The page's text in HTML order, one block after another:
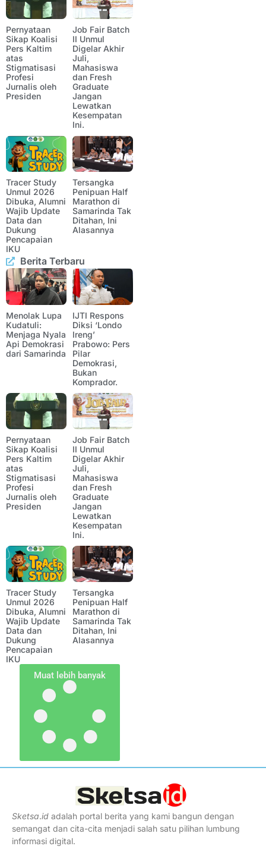
Pernyataan
Sikap Koalisi
Pers Kaltim
atas
Stigmatisasi
Profesi
Jurnalis oleh
Presiden
Job Fair Batch
II Unmul
Digelar Akhir
Juli,
Mahasiswa
dan Fresh
Graduate
Jangan
Lewatkan
Kesempatan
Ini.
Tracer Study
Unmul 2026
Dibuka, Alumni
Wajib Update
Data dan
Dukung
Pencapaian
IKU
Tersangka
Penipuan Half
Marathon di
Samarinda Tak
Ditahan, Ini
Alasannya
Berita Terbaru
Menolak Lupa
Kudatuli:
Menjaga Nyala
Api Demokrasi
dari Samarinda
IJTI Respons
Diksi ‘Londo
Ireng’
Prabowo: Pers
Pilar
Demokrasi,
Bukan
Komprador.
Pernyataan
Sikap Koalisi
Pers Kaltim
atas
Stigmatisasi
Profesi
Jurnalis oleh
Presiden
Job Fair Batch
II Unmul
Digelar Akhir
Juli,
Mahasiswa
dan Fresh
Graduate
Jangan
Lewatkan
Kesempatan
Ini.
Tracer Study
Unmul 2026
Dibuka, Alumni
Wajib Update
Data dan
Dukung
Pencapaian
IKU
Tersangka
Penipuan Half
Marathon di
Samarinda Tak
Ditahan, Ini
Alasannya
Muat lebih banyak
Sketsa.id adalah portal berita yang kami bangun dengan
semangat dan cita-cita menjadi salah satu pilihan lumbung
informasi digital.